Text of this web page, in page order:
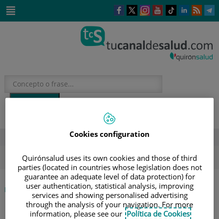
Este
enlace
se
ventana
nueva.
Este
enlace
se
una
ventana
nueva.
Este
enlace
se
una
ventana
nueva.
Este
enlace
se
una
ventana
nueva.
Enlace
una
Enlace
una
ola de calor verano
INICIO| ETIQUETA
Cookies configuration
Quirónsalud uses its own cookies and those of third
parties (located in countries whose legislation does not
guarantee an adequate level of data protection) for
user authentication, statistical analysis, improving
services and showing personalised advertising
through the analysis of your navigation. For more
information, please see our Política de Cookies